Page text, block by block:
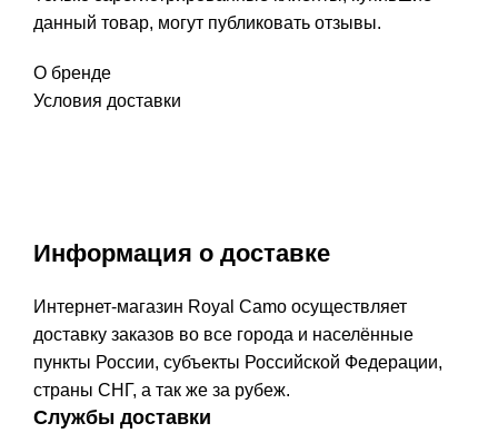
данный товар, могут публиковать отзывы.
О бренде
Условия доставки
Информация о доставке
Интернет-магазин Royal Camo осуществляет
доставку заказов во все города и населённые
пункты России, субъекты Российской Федерации,
страны СНГ, а так же за рубеж.
Службы доставки